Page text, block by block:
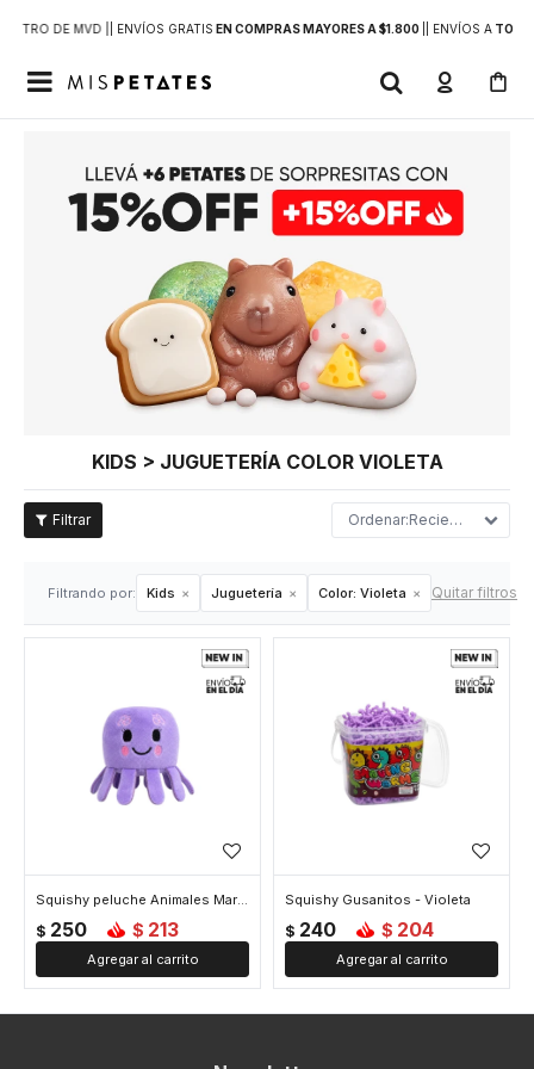
DE MVD | | ENVÍOS GRATIS EN COMPRAS MAYORES A $1.800 | ENVÍOS ATODO

KIDS > JUGUETERÍA COLOR VIOLETA
Recientes
Filtrando por: Kids Juguetería Color: Violeta Quitar filtros
Squishy peluche Animales Marinos - Violeta
$ 250 $ 213
Squishy Gusanitos - Violeta
$ 240 $ 204